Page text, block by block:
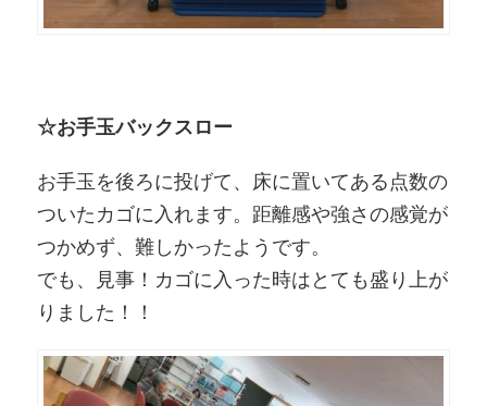
☆お手玉バックスロー
お手玉を後ろに投げて、床に置いてある点数の
ついたカゴに入れます。距離感や強さの感覚が
つかめず、難しかったようです。
でも、見事！カゴに入った時はとても盛り上が
りました！！